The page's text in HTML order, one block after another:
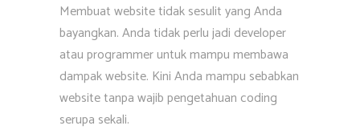
Membuat website tidak sesulit yang Anda
bayangkan. Anda tidak perlu jadi developer
atau programmer untuk mampu membawa
dampak website. Kini Anda mampu sebabkan
website tanpa wajib pengetahuan coding
serupa sekali.